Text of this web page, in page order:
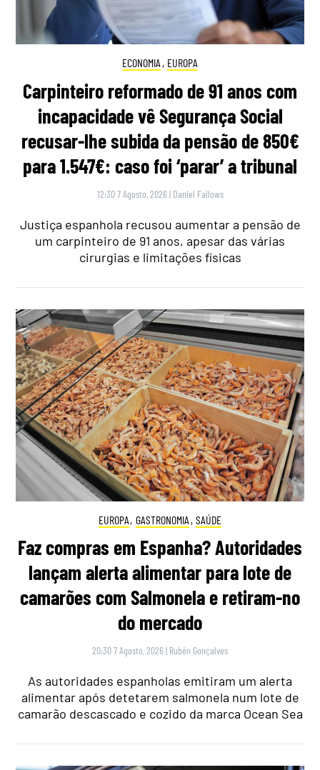
ECONOMIA , EUROPA
Carpinteiro reformado de 91 anos com
incapacidade vê Segurança Social
recusar-lhe subida da pensão de 850€
para 1.547€: caso foi ‘parar’ a tribunal
12:30 7 Agosto, 2026 | Daniel Fallows
Justiça espanhola recusou aumentar a pensão de
um carpinteiro de 91 anos, apesar das várias
cirurgias e limitações físicas
EUROPA, GASTRONOMIA , SAÚDE
Faz compras em Espanha? Autoridades
lançam alerta alimentar para lote de
camarões com Salmonela e retiram-no
do mercado
20:30 7 Agosto, 2026 | Rubén Gonçalves
As autoridades espanholas emitiram um alerta
alimentar após detetarem salmonela num lote de
camarão descascado e cozido da marca Ocean Sea